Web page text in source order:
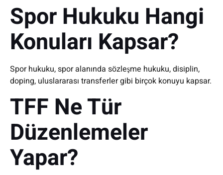
Spor Hukuku Hangi
Konuları Kapsar?
Spor hukuku, spor alanında sözleşme hukuku, disiplin,
doping, uluslararası transferler gibi birçok konuyu kapsar.
TFF Ne Tür
Düzenlemeler
Yapar?